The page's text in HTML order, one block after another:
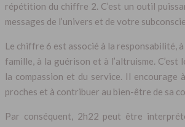
répétition du chiffre 2. C’est un outil
messages de l’univers et de votre
Le chiffre 6 est associé à la responsabilité, à
famille, à la guérison et à l’altruisme. C’est
la compassion et du service. Il encourage
proches et à contribuer au bien-être de sa
Par conséquent, 2h22 peut être